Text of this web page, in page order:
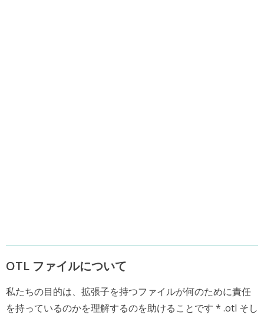
OTL ファイルについて
私たちの目的は、拡張子を持つファイルが何のために責任
を持っているのかを理解するのを助けることです * .otl そし